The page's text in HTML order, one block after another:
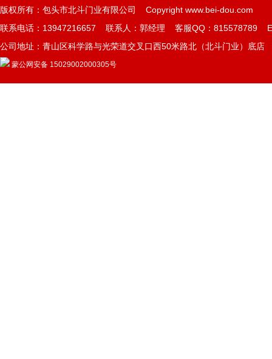
版权所有：包头市北斗门业有限公司 Copyright www.bei-dou.com
联系电话：13947216657 联系人：郭经理 客服QQ：815578789
公司地址：青山区科学路与光荣道交叉口西50米路北（北斗门业）底
蒙公网安备 15029002000305号